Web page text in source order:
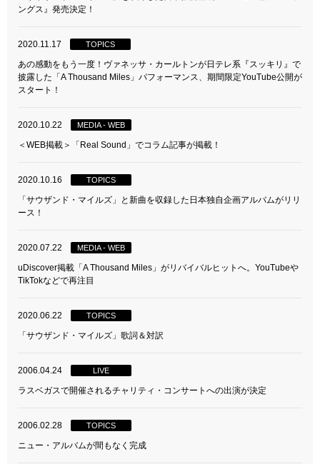
ングス』発売決定！
2020.11.17 TOPICS
あの感動をもう一度！ヴァネッサ・カールトンが日テレ系『スッキリ』で
披露した「A Thousand Miles」パフォーマンス、期間限定YouTube公開が
スタート！
2020.10.22 MEDIA - WEB
＜WEB掲載＞「Real Sound」でコラム記事が掲載！
2020.10.16 TOPICS
「サウザンド・マイルズ」と新曲を収録した日本独自企画アルバムがリリ
ース！
2020.07.22 MEDIA - WEB
uDiscover掲載「A Thousand Miles」がリバイバルヒットへ。YouTubeや
TikTokなどで再注目
2020.06.22 TOPICS
「サウザンド・マイルズ」歌詞＆対訳
2006.04.24 LIVE
ラスベガスで開催されるチャリティ・コンサートへの出演が決定
2006.02.28 TOPICS
ニュー・アルバムが間もなく完成